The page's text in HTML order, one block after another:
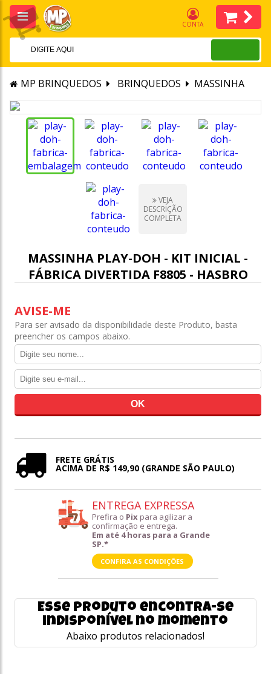
CONTA
MP BRINQUEDOS BRINQUEDOS MASSINHA
VEJA
DESCRIÇÃO
COMPLETA
MASSINHA PLAY-DOH - KIT INICIAL -
FÁBRICA DIVERTIDA F8805 - HASBRO
AVISE-ME
Para ser avisado da disponibilidade deste Produto, basta
preencher os campos abaixo.
FRETE GRÁTIS
ACIMA DE R$ 149,90 (GRANDE SÃO PAULO)
ENTREGA EXPRESSA
Prefira o Pix para agilizar a
confirmação e entrega.
Em até 4 horas para a Grande
SP.*
CONFIRA AS CONDIÇÕES
Esse produto encontra-se
indisponível no momento
Abaixo produtos relacionados!